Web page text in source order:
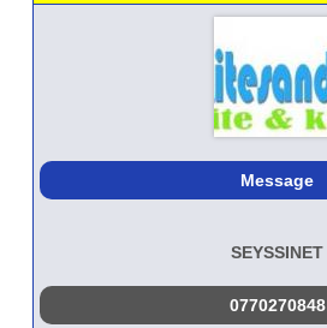
Message
SEYSSINET
0770270848